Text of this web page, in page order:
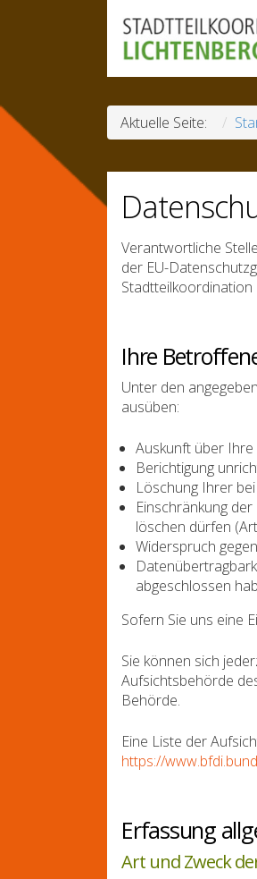
Aktuelle Seite:
Verantwortliche
der EU-
Ihre
Unter den
ausüben:
Auskunft über Ihre
Berichtigung
Löschung Ihrer
Einschränkung
löschen dürfen
Widerspruch
abgeschlossen
Sofern Sie uns eine
Sie können sich
Aufsichtsbehörde
Behörde.
Eine Liste der
https://
Erfassung
Art und Zweck